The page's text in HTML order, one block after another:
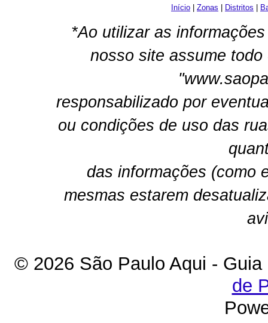
Início Zonas Distritos
*Ao utilizar as
nosso site assume
responsabilizado por
ou condições de uso das
das informações (como
mesmas estarem
© 2026 São Paulo Aqui -
de